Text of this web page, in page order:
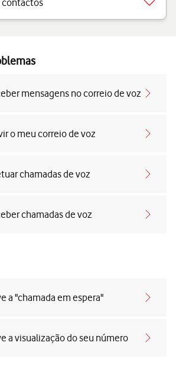
contactos
mensagens no correio de voz
o meu correio de voz
chamadas de voz
chamadas de voz
a "chamada em espera"
a visualização do seu número